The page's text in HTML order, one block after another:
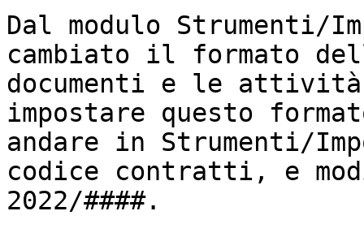
Dal modulo Strumenti/
cambiato il formato
documenti e le attività.
impostare questo
andare in Strumenti/
codice contratti, e
2022/####.